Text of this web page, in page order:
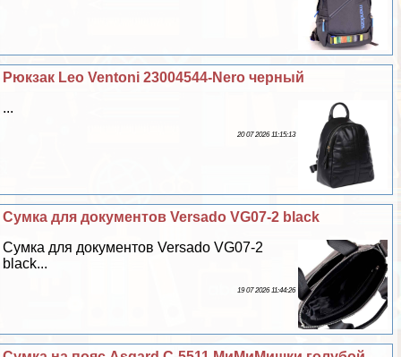
Рюкзак Leo Ventoni 23004544-Nero черный
...
20 07 2026 11:15:13
Сумка для документов Versado VG07-2 black
Сумка для документов Versado VG07-2
black...
19 07 2026 11:44:26